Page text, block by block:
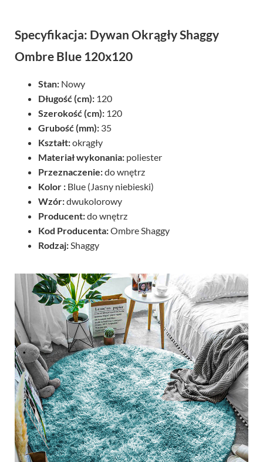
Specyfikacja: Dywan Okrągły Shaggy
Ombre Blue 120x120
Stan: Nowy
Długość (cm): 120
Szerokość (cm): 120
Grubość (mm): 35
Kształt:okrągły
Materiał wykonania: poliester
Przeznaczenie:do wnętrz
Kolor : Blue (Jasny niebieski)
Wzór:dwukolorowy
Producent:do wnętrz
Kod Producenta:Ombre Shaggy
Rodzaj:Shaggy